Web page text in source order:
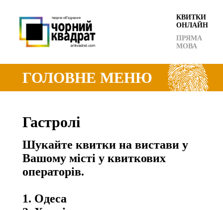
КВИТКИ
ОНЛАЙН
ПРЯМА
МОВА
ГОЛОВНЕ МЕНЮ
Гастролі
Шукайте квитки на вистави у
Вашому місті у квиткових
операторів.
1. Одеса